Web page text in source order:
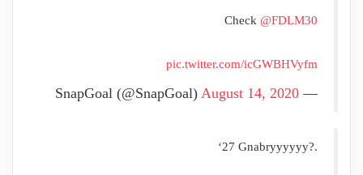
Check @FDLM30
pic.twitter.com/icGWBHVyfm
— SnapGoal (@SnapGoal)
August 14, 2020
‘27 Gnabryyyyyy?.